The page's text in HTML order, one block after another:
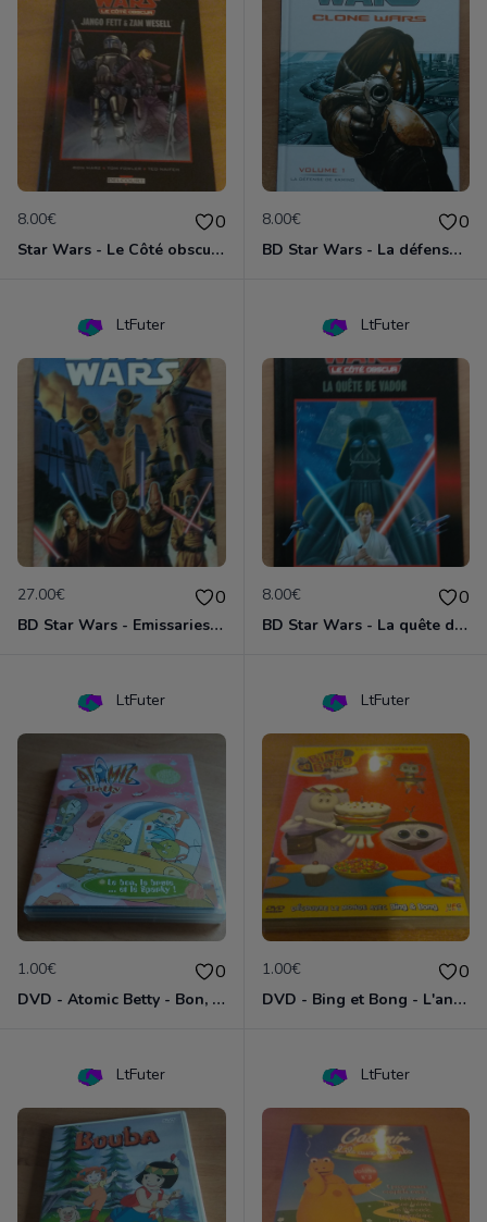
8.00€ 0
Star Wars - Le Côté obscur T01 - Jango Fett et Zam Wesell
8.00€ 0
BD Star Wars - La défense de Kamino (Clone Wars volume 1)
LtFuter
27.00€ 0
BD Star Wars - Emissaries to Malastare (VO)
LtFuter
8.00€ 0
BD Star Wars - La quête de Vador
LtFuter
1.00€ 0
DVD - Atomic Betty - Bon, brute et Sparky
LtFuter
1.00€ 0
DVD - Bing et Bong - L'anniversaire de Bong
LtFuter LtFuter